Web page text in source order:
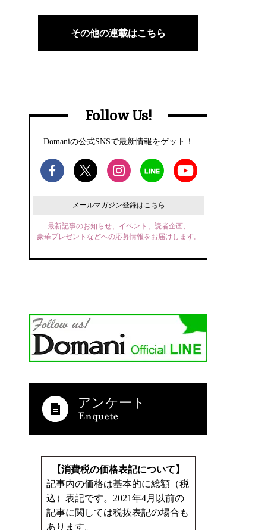
その他の連載はこちら
Follow Us!
Domaniの公式SNSで最新情報をゲット！
メールマガジン登録はこちら
最新記事のお知らせ、イベント、読者企画、
豪華プレゼントなどへの応募情報をお届けします。
アンケート
【消費税の価格表記について】
記事内の価格は基本的に総額（税
込）表記です。2021年4月以前の
記事に関しては税抜表記の場合も
あります。